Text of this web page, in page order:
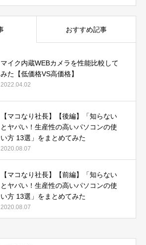
おすすめ記事
マイク内蔵WEBカメラを性能比較して
みた【低価格VS高価格】
2022.04.02
【マコなり社長】【後編】「知らない
とヤバい！生産性の高いパソコンの使
い方 13選」をまとめてみた
2020.08.07
【マコなり社長】【前編】「知らない
とヤバい！生産性の高いパソコンの使
い方 13選」をまとめてみた
2020.08.07